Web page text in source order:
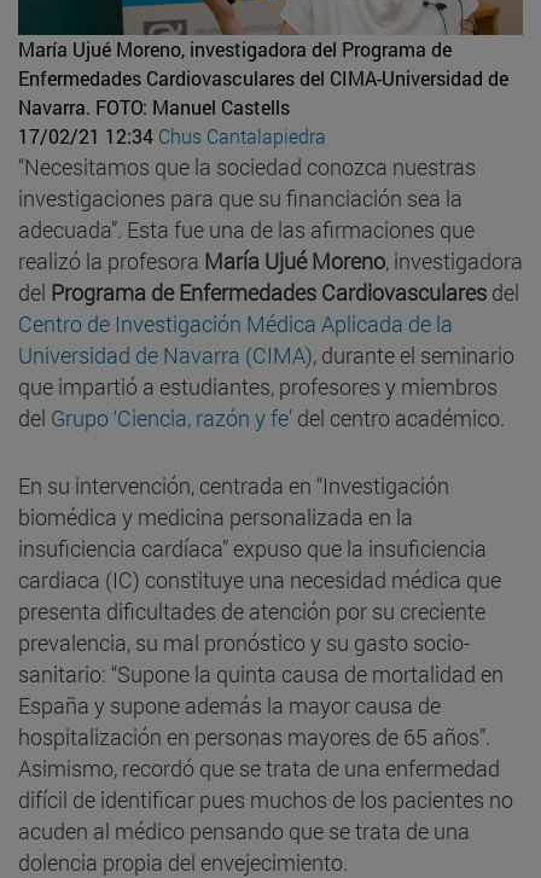
María Ujué Moreno, investigadora del Programa de
Enfermedades Cardiovasculares del CIMA-Universidad de
Navarra. FOTO: Manuel Castells
17/02/21 12:34 Chus Cantalapiedra
“Necesitamos que la sociedad conozca nuestras
investigaciones para que su financiación sea la
adecuada”. Esta fue una de las afirmaciones que
realizó la profesora María Ujué Moreno, investigadora
del Programa de Enfermedades Cardiovasculares del
Centro de Investigación Médica Aplicada de la
Universidad de Navarra (CIMA), durante el seminario
que impartió a estudiantes, profesores y miembros
del Grupo ‘Ciencia, razón y fe’ del centro académico.
En su intervención, centrada en “Investigación
biomédica y medicina personalizada en la
insuficiencia cardíaca” expuso que la insuficiencia
cardiaca (IC) constituye una necesidad médica que
presenta dificultades de atención por su creciente
prevalencia, su mal pronóstico y su gasto socio-
sanitario: “Supone la quinta causa de mortalidad en
España y supone además la mayor causa de
hospitalización en personas mayores de 65 años”.
Asimismo, recordó que se trata de una enfermedad
difícil de identificar pues muchos de los pacientes no
acuden al médico pensando que se trata de una
dolencia propia del envejecimiento.